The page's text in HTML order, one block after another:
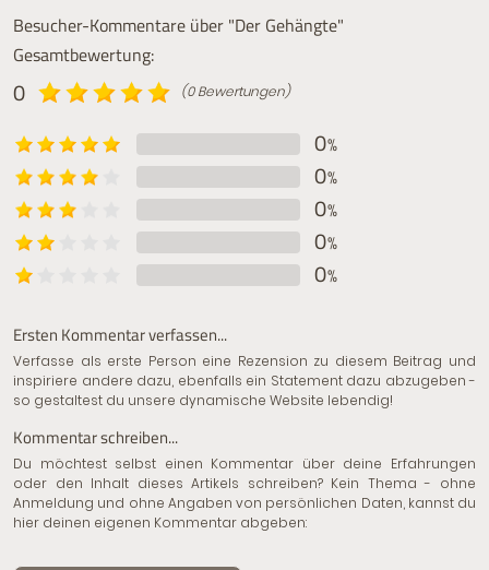
Besucher-Kommentare über "Der Gehängte"
Gesamtbewertung:
0 (0 Bewertungen)
0%
0%
0%
0%
0%
Ersten Kommentar verfassen...
Verfasse als erste Person eine Rezension zu diesem Beitrag und
inspiriere andere dazu, ebenfalls ein Statement dazu abzugeben -
so gestaltest du unsere dynamische Website lebendig!
Kommentar schreiben...
Du möchtest selbst einen Kommentar über deine Erfahrungen
oder den Inhalt dieses Artikels schreiben? Kein Thema - ohne
Anmeldung und ohne Angaben von persönlichen Daten, kannst du
hier deinen eigenen Kommentar abgeben: